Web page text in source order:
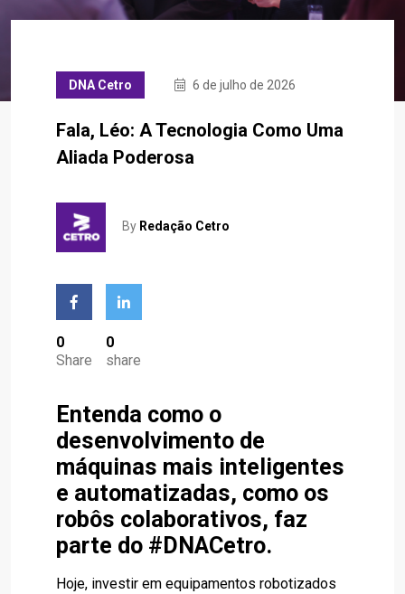
DNA Cetro 6 de julho de 2026
Fala, Léo: A Tecnologia Como Uma
Aliada Poderosa
By Redação Cetro
0
Share
0
share
Entenda como o
desenvolvimento de
máquinas mais inteligentes
e automatizadas, como os
robôs colaborativos, faz
parte do #DNACetro.
Hoje, investir em equipamentos robotizados